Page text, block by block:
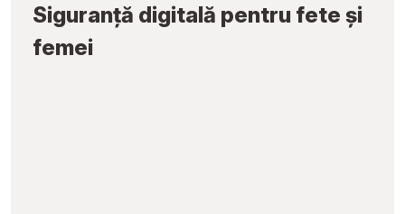
Siguranță digitală pentru fete și
femei